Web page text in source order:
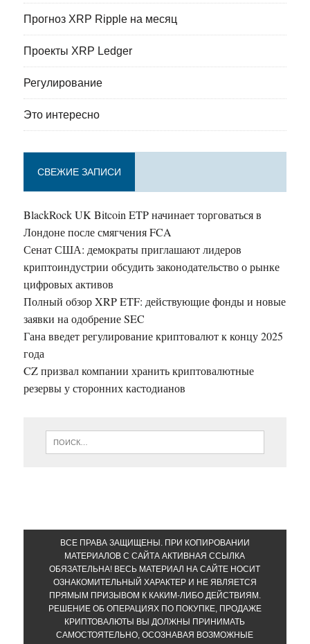
Прогноз XRP Ripple на месяц
Проекты XRP Ledger
Регулирование
Это интересно
СВЕЖИЕ ЗАПИСИ
BlackRock UK Bitcoin ETP начинает торговаться в
Лондоне после смягчения FCA
Сенат США: демократы приглашают лидеров
криптоиндустрии обсудить законодательство о рынке
цифровых активов
Полный обзор XRP ETF: действующие фонды и новые
заявки на одобрение SEC
Гана введет регулирование криптовалют к концу 2025
года
CZ призвал компании хранить криптовалютные
резервы у сторонних кастодианов
ВСЕ ПРАВА ЗАЩИЩЕНЫ. ПРИ КОПИРОВАНИИ
МАТЕРИАЛОВ С САЙТА АКТИВНАЯ ССЫЛКА
ОБЯЗАТЕЛЬНА! ВЕСЬ МАТЕРИАЛ НА САЙТЕ НОСИТ
ОЗНАКОМИТЕЛЬНЫЙ ХАРАКТЕР И НЕ ЯВЛЯЕТСЯ
ПРЯМЫМ ПРИЗЫВОМ К КАКИМ-ЛИБО ДЕЙСТВИЯМ.
РЕШЕНИЕ ОБ ОПЕРАЦИЯХ ПО ПОКУПКЕ, ПРОДАЖЕ
КРИПТОВАЛЮТЫ ВЫ ДОЛЖНЫ ПРИНИМАТЬ
САМОСТОЯТЕЛЬНО, ОСОЗНАВАЯ ВОЗМОЖНЫЕ